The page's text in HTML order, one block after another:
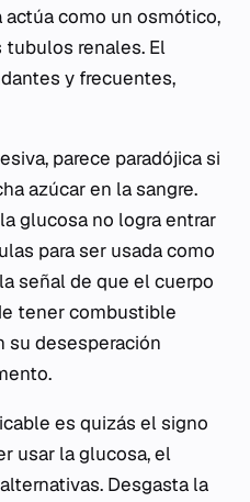
actúa como un osmótico,
tubulos renales. El
y frecuentes,
parece paradójica si
azúcar en la sangre.
glucosa no logra entrar
para ser usada como
señal de que el cuerpo
tener combustible
su desesperación
es quizás el signo
usar la glucosa, el
Desgasta la